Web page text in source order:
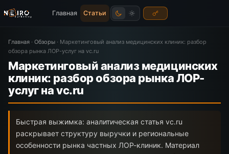
Главная Статьи
Главная · Обзоры · Маркетинговый анализ медицинских клиник: разбор
обзора рынка ЛОР-услуг на vc.ru
Маркетинговый анализ медицинских
клиник: разбор обзора рынка ЛОР-
услуг на vc.ru
Быстрая выжимка: аналитическая статья vc.ru
раскрывает структуру выручки и региональные
особенности рынка частных ЛОР-клиник. Материал